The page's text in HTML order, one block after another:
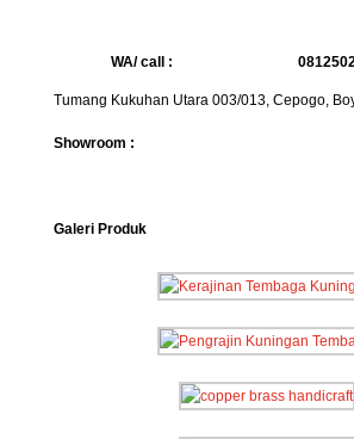
WA/ call :
Tumang Kukuhan Utara 003/013, Cepogo,
Showroom :
Galeri Produk